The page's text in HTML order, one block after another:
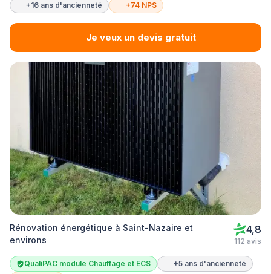
+16 ans d'ancienneté
+74 NPS
Je veux un devis gratuit
Rénovation énergétique à Saint-Nazaire et
environs
4,8
112 avis
QualiPAC module Chauffage et ECS
+5 ans d'ancienneté